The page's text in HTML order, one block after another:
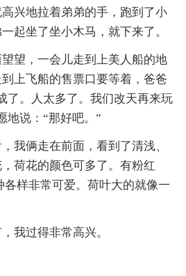
兴地拉着弟弟的手，跑到了小
起坐了坐小木马，就下来了。
望，一会儿走到上美人船的地
上飞船的售票口要等着，爸爸
了。人太多了。我们改天再来玩
地说：“那好吧。”
我俩走在前面，看到了清浅、
荷花的颜色可多了。有粉红
各样非常可爱。荷叶大的就像一
我过得非常高兴。